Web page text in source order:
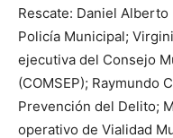
Rescate: Daniel
Policía Municipal;
ejecutiva del Consejo
(COMSEP); Raymundo
Prevención del Delito;
operativo de Vialidad